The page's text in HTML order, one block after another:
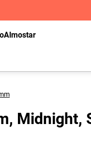
Almostar